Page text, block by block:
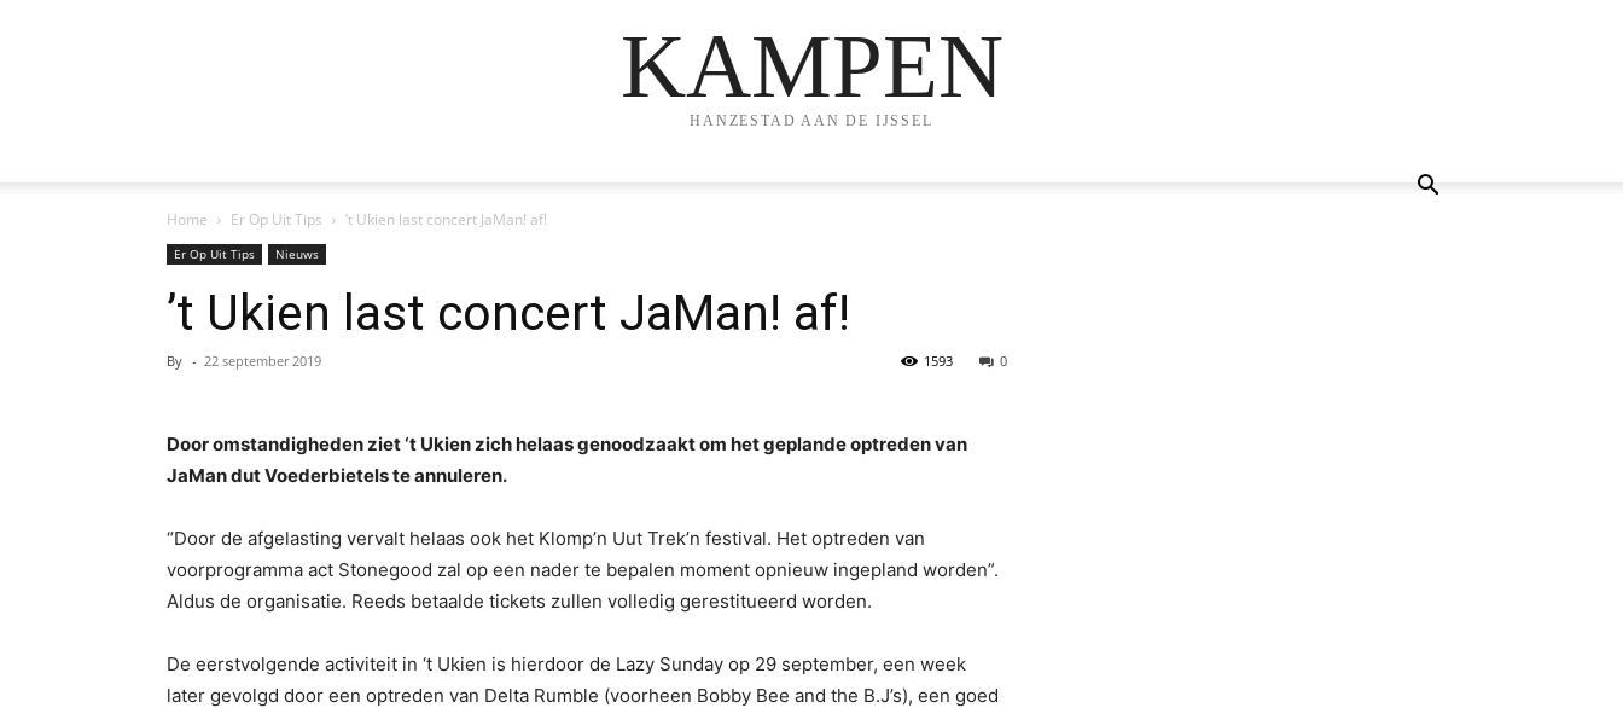
KAMPEN
HANZESTAD AAN DE IJSSEL
Home Er Op Uit Tips ’t Ukien last concert JaMan! af!
Er Op Uit Tips Nieuws
’t Ukien last concert JaMan! af!
By - 22 september 2019 0
1593
Door omstandigheden ziet ‘t Ukien zich helaas genoodzaakt om het geplande optreden van
JaMan dut Voederbietels te annuleren.
“Door de afgelasting vervalt helaas ook het Klomp’n Uut Trek’n festival. Het optreden van
voorprogramma act Stonegood zal op een nader te bepalen moment opnieuw ingepland worden”.
Aldus de organisatie. Reeds betaalde tickets zullen volledig gerestitueerd worden.
De eerstvolgende activiteit in ‘t Ukien is hierdoor de Lazy Sunday op 29 september, een week
later gevolgd door een optreden van Delta Rumble (voorheen Bobby Bee and the B.J’s), een goed